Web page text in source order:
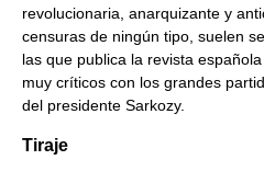
revolucionaria, anarquizante y
censuras de ningún tipo, suelen
las que publica la revista española
muy críticos con los grandes
del presidente Sarkozy.
Tiraje